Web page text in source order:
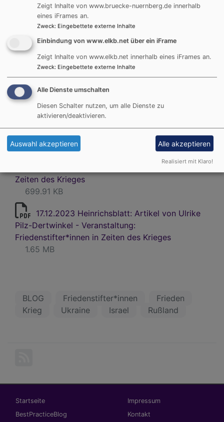
der AWO Nürnberg gingen wir der Frage nach: Was
gibt Menschen über Grenzen von Religionen und
Kulturen hinweg die Kraft, Dynamiken von Hass
und Gewalt zu durchbrechen und sich in konkreten
Projekten für Versöhnung einzusetzen? Eine sehr
persönliche und berührende Begegnung, die klar
machte, wie sehr in einer globalisierten Welt alle*s
mit Allen*m verbunden ist.
Mehr Informationen finden Sie hier in den Artikel:
21.11.2023 NN: Artikel von Ulrike Pilz-
Zeiten des Krieges
699.91 KB
17.12.2023 Heinrichsblatt: Artikel von Ulrike
Pilz-Dertwinkel - Veranstaltung:
Friedenstifter*innen in Zeiten des Krieges
1.65 MB
BLOG Friedenstifter*innen
Frieden
Krieg
Ukraine Israel Rußland
Hauptnavigation
Startseite
BestPracticeBlog
Fußbereichsmenü
Impressum
Kontakt
Zeigt Inhalte von www.bruecke-nuernberg.de innerhalb
eines iFrames an.
Zweck: Eingebettete externe Inhalte
Einbindung von www.elkb.net über ein iFrame
Zeigt Inhalte von www.elkb.net innerhalb eines iFrames an.
Zweck: Eingebettete externe Inhalte
Alle Dienste umschalten
Diesen Schalter nutzen, um alle Dienste zu
aktivieren/deaktivieren.
Auswahl akzeptieren Alle akzeptieren
Realisiert mit Klaro!